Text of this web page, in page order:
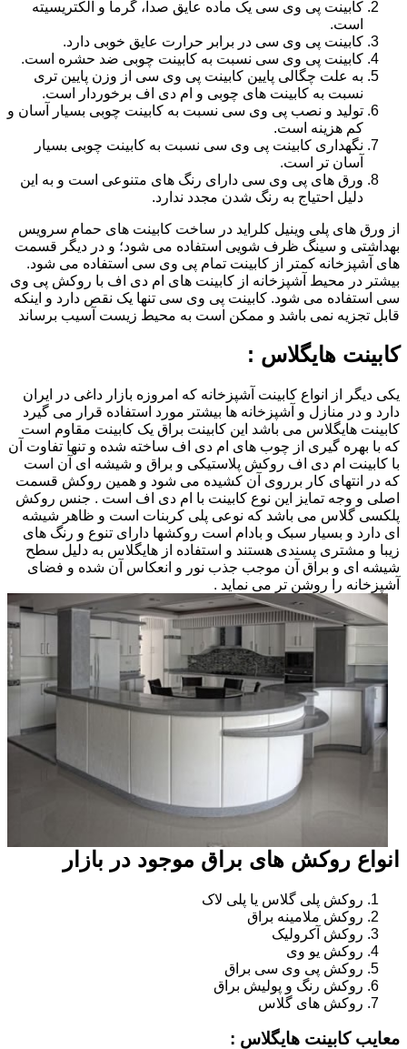
کابینت پی وی سی یک ماده عایق صدا، گرما و الکتریسیته
است.
کابینت پی وی سی در برابر حرارت عایق خوبی دارد.
کابینت پی وی سی نسبت به کابینت چوبی ضد حشره است.
به علت چگالی پایین کابینت پی وی سی از وزن پایین تری
نسبت به کابینت های چوبی و ام دی اف برخوردار است.
تولید و نصب پی وی سی نسبت به کابینت چوبی بسیار آسان و
کم هزینه است.
نگهداری کابینت پی وی سی نسبت به کابینت چوبی بسیار
آسان تر است.
ورق های پی وی سی دارای رنگ های متنوعی است و به این
دلیل احتیاج به رنگ شدن مجدد ندارد.
از ورق های پلی وینیل کلراید در ساخت کابینت های حمام سرویس
بهداشتی و سینگ ظرف شویی استفاده می شود؛ و در دیگر قسمت
های آشپزخانه کمتر از کابینت تمام پی وی سی استفاده می شود.
بیشتر در محیط آشپزخانه از کابینت های ام دی اف با روکش پی وی
سی استفاده می شود. کابینت پی وی سی تنها یک نقص دارد و اینکه
قابل تجزیه نمی باشد و ممکن است به محیط زیست آسیب برساند
کابینت هایگلاس :
یکی دیگر از انواع کابینت آشپزخانه که امروزه بازار داغی در ایران
دارد و در منازل و آشپزخانه ها بیشتر مورد استفاده قرار می گیرد
کابینت هایگلاس می باشد این کابینت براق یک کابینت مقاوم است
که با بهره گیری از چوب های ام دی اف ساخته شده و تنها تفاوت آن
با کابینت ام دی اف روکش پلاستیکی و براق و شیشه ای آن است
که در انتهای کار برروی آن کشیده می شود و همین روکش قسمت
اصلی و وجه تمایز این نوع کابینت با ام دی اف است . جنس روکش
پلکسی گلاس می باشد که نوعی پلی کربنات است و ظاهر شیشه
ای دارد و بسیار سبک و بادام است روکشها دارای تنوع و رنگ های
زیبا و مشتری پسندی هستند و استفاده از هایگلاس به دلیل سطح
شیشه ای و براق آن موجب جذب نور و انعکاس آن شده و فضای
آشپزخانه را روشن تر می نماید .
انواع روکش های براق موجود در بازار
روکش پلی گلاس یا پلی لاک
روکش ملامینه براق
روکش آکرولیک
روکش یو وی
روکش پی وی سی براق
روکش رنگ و پولیش براق
روکش های گلاس
معایب کابینت هایگلاس :